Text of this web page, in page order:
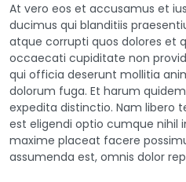
At vero eos et accusamus et
ducimus qui blanditiis
atque corrupti quos dolores et
occaecati cupiditate non
qui officia deserunt mollitia
dolorum fuga. Et harum
expedita distinctio. Nam libero
est eligendi optio cumque nihil
maxime placeat facere
assumenda est, omnis dolor